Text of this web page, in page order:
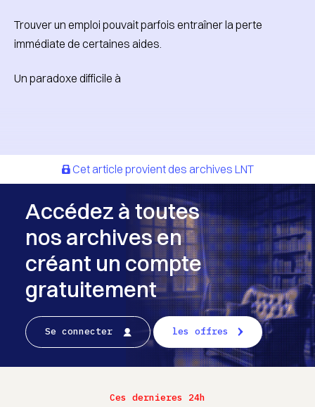
Trouver un emploi pouvait parfois entraîner la perte
immédiate de certaines aides.
Un paradoxe difficile à
Cet article provient des archives LNT
Accédez à toutes
nos archives en
créant un compte
gratuitement
Se connecter les offres
Ces dernieres 24h